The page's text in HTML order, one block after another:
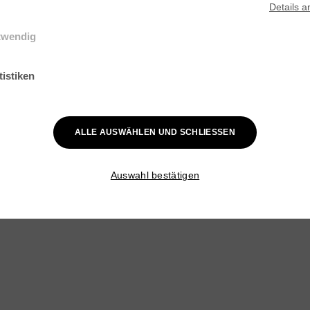
Details
ist gewährleistet, dass die Webseite einwandfrei funktioniert.
interagieren, indem Informationen anonym gesammelt und gemeldet
Auswahl bestätigen
ALLE AUSWÄHLEN UND SCHLIESSEN